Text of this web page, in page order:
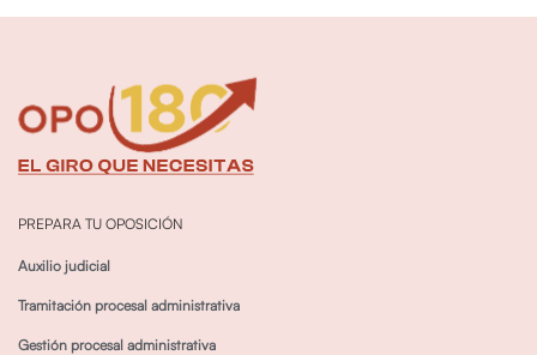
PREPARA TU OPOSICIÓN
Auxilio judicial
Tramitación procesal administrativa
Gestión procesal administrativa